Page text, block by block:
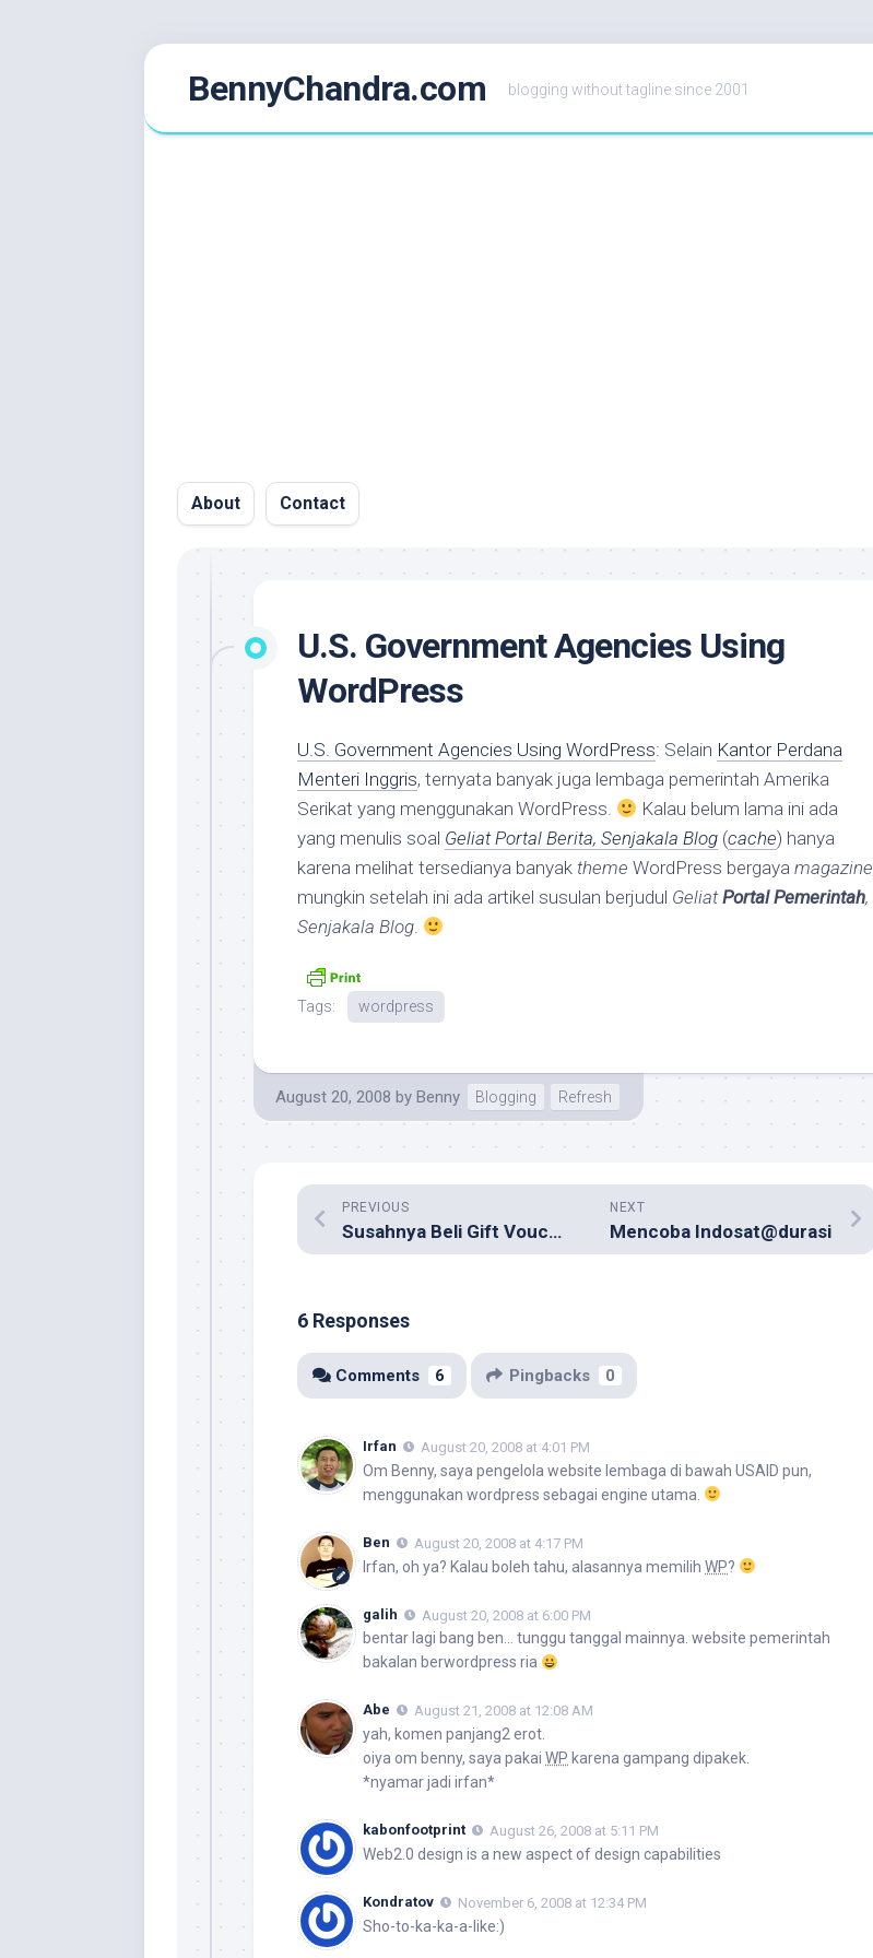
BennyChandra.com blogging without tagline since 2001
About Contact
U.S. Government Agencies Using
WordPress
U.S. Government Agencies Using WordPress: Selain Kantor Perdana
Menteri Inggris, ternyata banyak juga lembaga pemerintah Amerika
Serikat yang menggunakan WordPress.
Kalau belum lama ini ada
yang menulis soal Geliat Portal Berita, Senjakala Blog (cache) hanya
karena melihat tersedianya banyak theme WordPress bergaya magazine
mungkin setelah ini ada artikel susulan berjudul GeliatPortal Pemerintah,
Senjakala Blog.
Tags: wordpress
August 20, 2008 by Benny Blogging Refresh
NEXT
Mencoba Indosat@durasi
PREVIOUS
Susahnya Beli Gift Voucher Makan di Surabaya
6 Responses
Comments 6 Pingbacks 0
Irfan August 20, 2008 at 4:01 PM
Om Benny, saya pengelola website lembaga di bawah USAID pun,
menggunakan wordpress sebagai engine utama.
Ben August 20, 2008 at 4:17 PM
Irfan, oh ya? Kalau boleh tahu, alasannya memilih WP?
galih August 20, 2008 at 6:00 PM
bentar lagi bang ben… tunggu tanggal mainnya. website pemerintah
bakalan berwordpress ria
Abe August 21, 2008 at 12:08 AM
yah, komen panjang2 erot.
oiya om benny, saya pakai WP karena gampang dipakek.
*nyamar jadi irfan*
kabonfootprint August 26, 2008 at 5:11 PM
Web2.0 design is a new aspect of design capabilities
Kondratov November 6, 2008 at 12:34 PM
Sho-to-ka-ka-a-like:)